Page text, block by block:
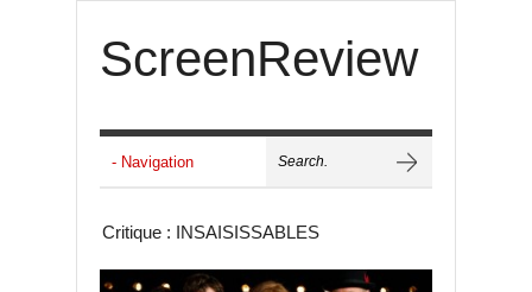
ScreenReview
Critique : INSAISISSABLES